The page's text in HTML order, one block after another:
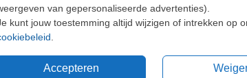
van gepersonaliseerde advertenties).
kunt jouw toestemming altijd wijzigen of intrekken op
Accepteren